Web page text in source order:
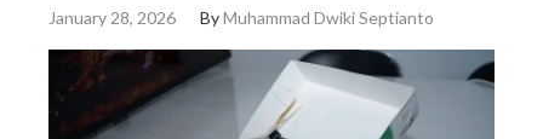
January 28, 2026 ByMuhammad Dwiki Septianto